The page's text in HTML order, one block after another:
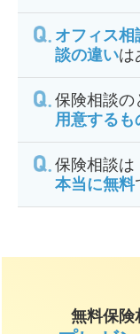
オフィス相
談の違いは
保険相談の
用意するも
保険相談は
本当に無料
無料保険